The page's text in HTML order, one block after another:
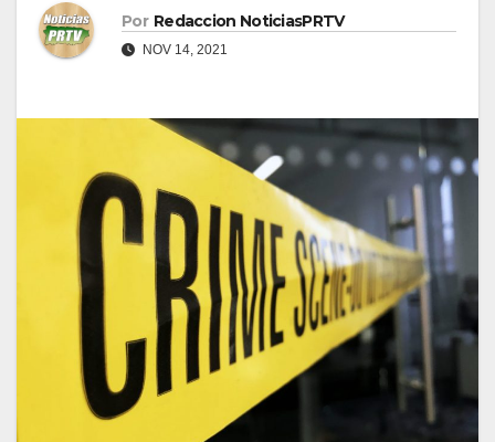
Por Redaccion NoticiasPRTV
NOV 14, 2021